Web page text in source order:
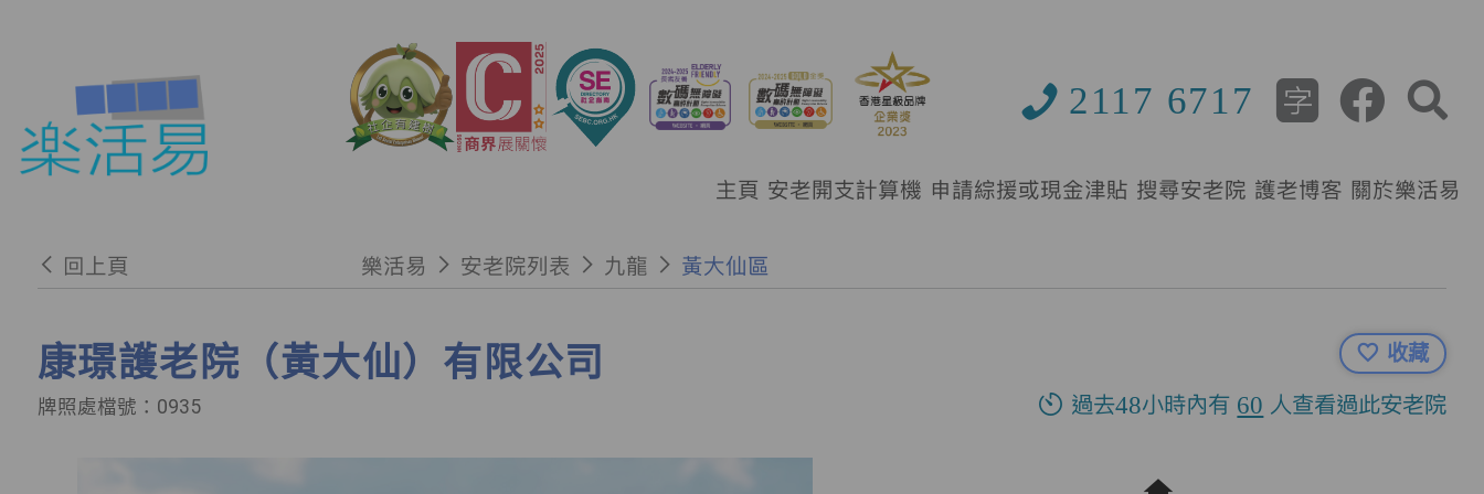
2117 6717
主頁 安老開支計算機 申請綜援或現金津貼 搜尋安老院 護老博客 關於樂活易
回上頁 樂活易 安老院列表 九龍 黃大仙區
康璟護老院（黃大仙）有限公司
牌照處檔號：0935
收藏
過去48小時內有 60 人查看過此安老院